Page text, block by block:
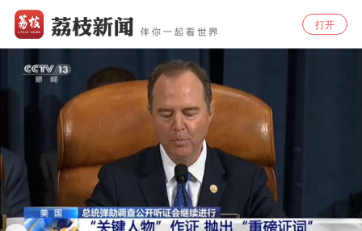
打开